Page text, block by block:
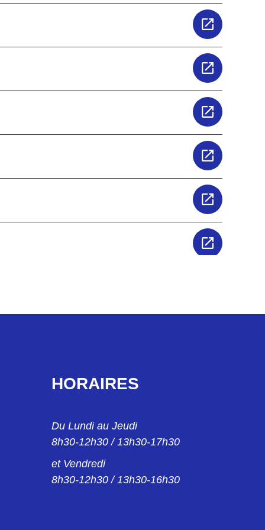
HORAIRES
Du Lundi au Jeudi
8h30-12h30 / 13h30-17h30
et Vendredi
8h30-12h30 / 13h30-16h30